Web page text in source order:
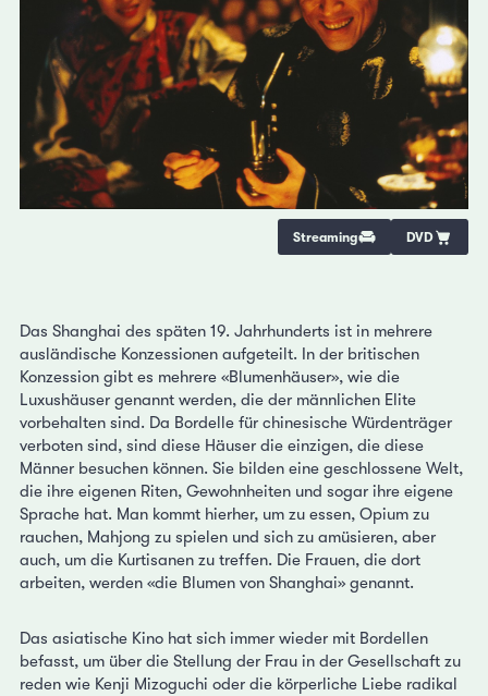
Streaming DVD
Das Shanghai des späten 19. Jahrhunderts ist in mehrere
ausländische Konzessionen aufgeteilt. In der britischen
Konzession gibt es mehrere «Blumenhäuser», wie die
Luxushäuser genannt werden, die der männlichen Elite
vorbehalten sind. Da Bordelle für chinesische Würdenträger
verboten sind, sind diese Häuser die einzigen, die diese
Männer besuchen können. Sie bilden eine geschlossene Welt,
die ihre eigenen Riten, Gewohnheiten und sogar ihre eigene
Sprache hat. Man kommt hierher, um zu essen, Opium zu
rauchen, Mahjong zu spielen und sich zu amüsieren, aber
auch, um die Kurtisanen zu treffen. Die Frauen, die dort
arbeiten, werden «die Blumen von Shanghai» genannt.
Das asiatische Kino hat sich immer wieder mit Bordellen
befasst, um über die Stellung der Frau in der Gesellschaft zu
reden wie Kenji Mizoguchi oder die körperliche Liebe radikal